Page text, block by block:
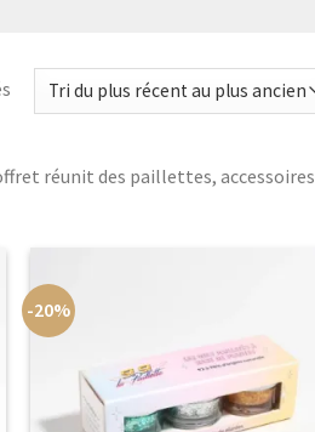
Trié
récentréunit des paillettes, accessoires
-20%
AUX
FAVORIS